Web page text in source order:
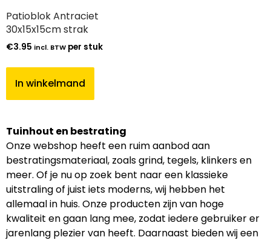
Patioblok Antraciet
30x15x15cm strak
€3.95 incl. BTW per stuk
In winkelmand
Tuinhout en bestrating
Onze webshop heeft een ruim aanbod aan
bestratingsmateriaal, zoals grind, tegels, klinkers en
meer. Of je nu op zoek bent naar een klassieke
uitstraling of juist iets moderns, wij hebben het
allemaal in huis. Onze producten zijn van hoge
kwaliteit en gaan lang mee, zodat iedere gebruiker er
jarenlang plezier van heeft. Daarnaast bieden wij een